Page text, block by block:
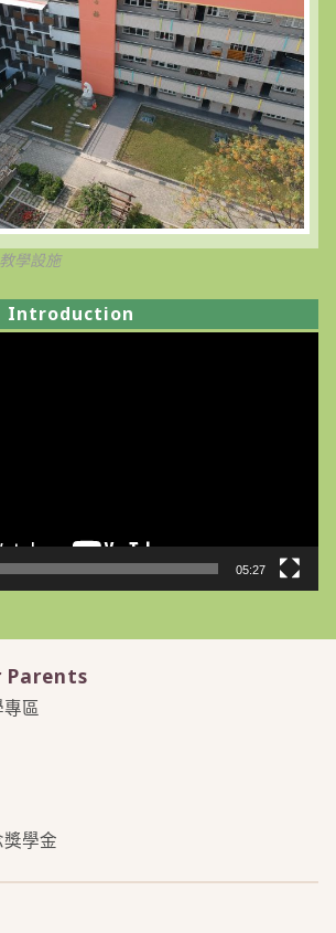
學設施
Introduction
05:27
Parents
區
學金